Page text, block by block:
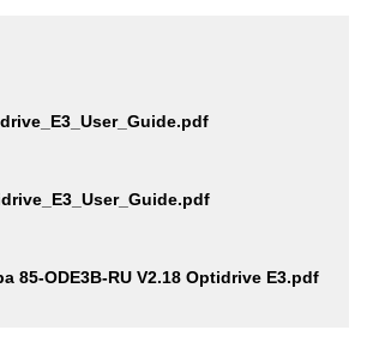
85-ODE3B-RU V2.18 Optidrive E3.pdf